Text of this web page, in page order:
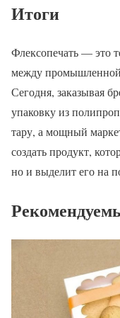
Итоги
Флексопечать — это
между промышленной
Сегодня, заказывая
упаковку из
тару, а мощный
создать продукт,
но и выделит его на